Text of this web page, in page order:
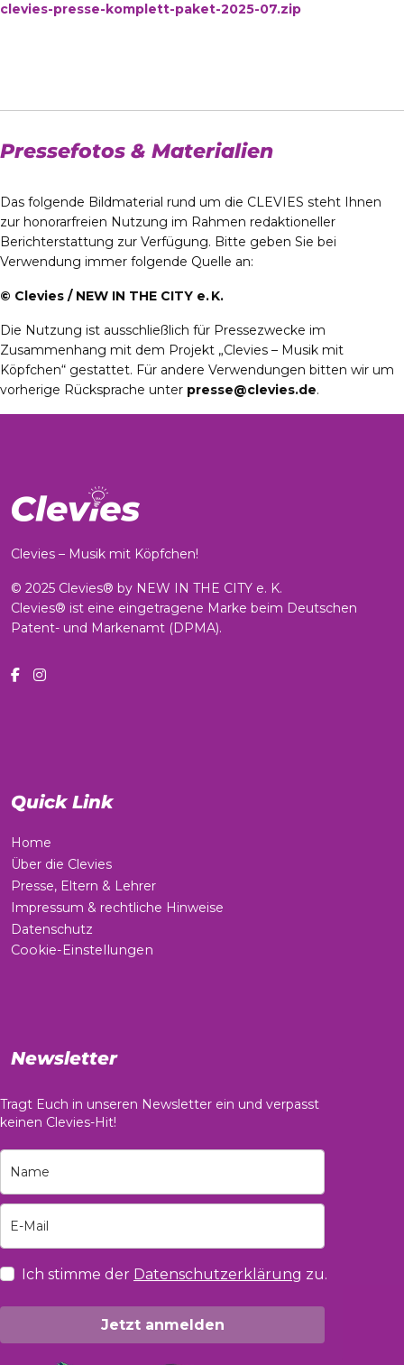
clevies-presse-komplett-paket-2025-07.zip
Pressefotos & Materialien
Das folgende Bildmaterial rund um die CLEVIES steht Ihnen
zur honorarfreien Nutzung im Rahmen redaktioneller
Berichterstattung zur Verfügung. Bitte geben Sie bei
Verwendung immer folgende Quelle an:
© Clevies / NEW IN THE CITY e. K.
Die Nutzung ist ausschließlich für Pressezwecke im
Zusammenhang mit dem Projekt „Clevies – Musik mit
Köpfchen“ gestattet. Für andere Verwendungen bitten wir um
vorherige Rücksprache unter presse@clevies.de.
Clevies – Musik mit Köpfchen!
© 2025 Clevies® by NEW IN THE CITY e. K.
Clevies® ist eine eingetragene Marke beim Deutschen
Patent- und Markenamt (DPMA).
Quick Link
Home
Über die Clevies
Presse, Eltern & Lehrer
Impressum & rechtliche Hinweise
Datenschutz
Cookie-Einstellungen
Newsletter
Tragt Euch in unseren Newsletter ein und verpasst
keinen Clevies-Hit!
Ich stimme der Datenschutzerklärung zu.
Jetzt anmelden